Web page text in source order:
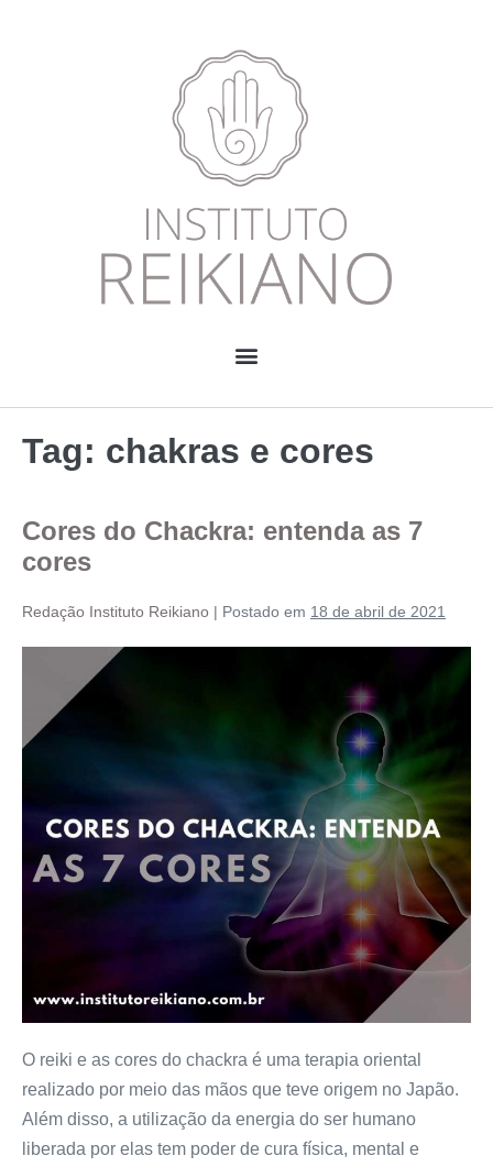
Tag: chakras e cores
Cores do Chackra: entenda as 7
cores
Redação Instituto Reikiano | Postado em 18 de abril de 2021
O reiki e as cores do chackra é uma terapia oriental
realizado por meio das mãos que teve origem no Japão.
Além disso, a utilização da energia do ser humano
liberada por elas tem poder de cura física, mental e